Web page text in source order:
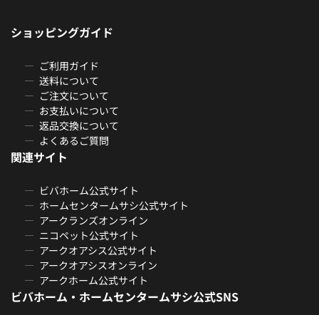
ショッピングガイド
ご利用ガイド
送料について
ご注文について
お支払いについて
返品交換について
よくあるご質問
関連サイト
ビバホーム公式サイト
ホームセンタームサシ公式サイト
アークランズオンライン
ニコペット公式サイト
アークオアシス公式サイト
アークオアシスオンライン
アークホーム公式サイト
ビバホーム・ホームセンタームサシ公式SNS